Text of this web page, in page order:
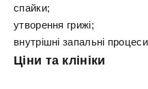
спайки;
утворення грижі;
внутрішні запальні
Ціни та клініки